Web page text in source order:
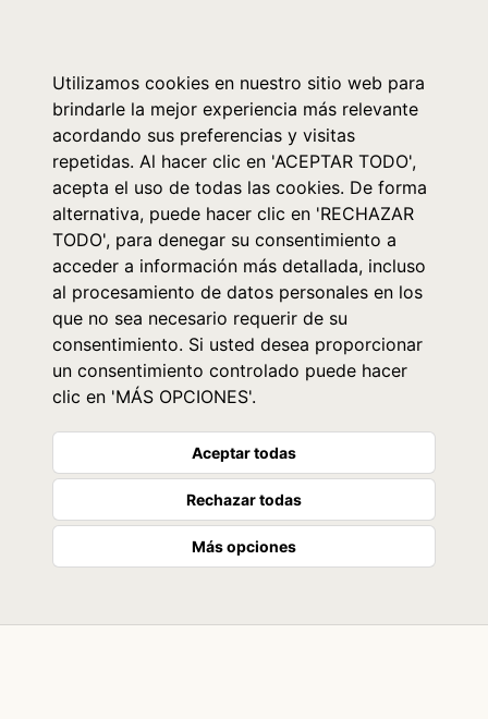
Utilizamos cookies en nuestro sitio web para
brindarle la mejor experiencia más relevante
acordando sus preferencias y visitas
repetidas. Al hacer clic en 'ACEPTAR TODO',
acepta el uso de todas las cookies. De forma
alternativa, puede hacer clic en 'RECHAZAR
TODO', para denegar su consentimiento a
acceder a información más detallada, incluso
al procesamiento de datos personales en los
que no sea necesario requerir de su
consentimiento. Si usted desea proporcionar
un consentimiento controlado puede hacer
clic en 'MÁS OPCIONES'.
Aceptar todas
Rechazar todas
Más opciones